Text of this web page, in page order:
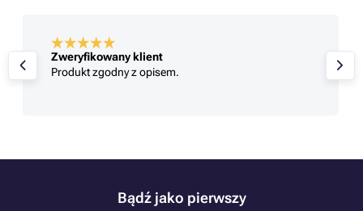
Zweryfikowany klient
Produkt zgodny z opisem.
Bądź jako pierwszy